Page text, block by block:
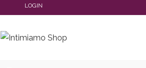
LOGIN